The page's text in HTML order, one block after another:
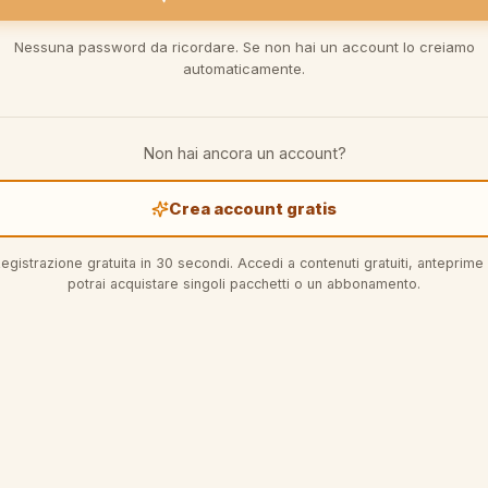
Nessuna password da ricordare. Se non hai un account lo creiamo
automaticamente.
Non hai ancora un account?
Crea account gratis
gratuita in 30 secondi. Accedi a contenuti gratuiti, anteprime
potrai acquistare singoli pacchetti o un abbonamento.